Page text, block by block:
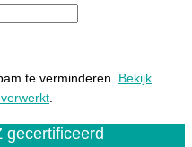
te verminderen. Bekijk
gecertificeerd